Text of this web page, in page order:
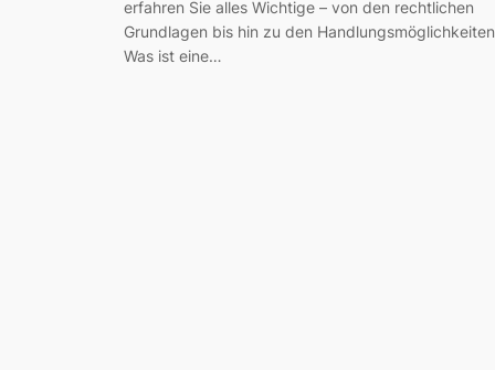
erfahren Sie alles Wichtige – von den rechtlichen
Grundlagen bis hin zu den
Was ist eine…